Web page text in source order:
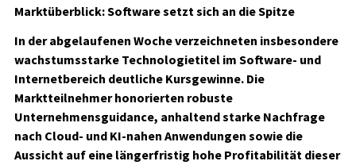
Marktüberblick: Software setzt sich an die Spitze
In der abgelaufenen Woche verzeichneten insbesondere
wachstumsstarke Technologietitel im Software- und
Internetbereich deutliche Kursgewinne. Die
Marktteilnehmer honorierten robuste
Unternehmensguidance, anhaltend starke Nachfrage
nach Cloud- und KI-nahen Anwendungen sowie die
Aussicht auf eine längerfristig hohe Profitabilität dieser